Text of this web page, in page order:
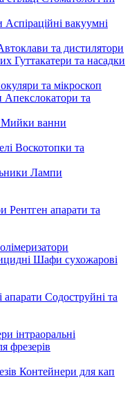
Аспіраційні вакуумні
та дистилятори
Гуттакатери та насадки
та мікроскоп
Апекслокатори та
Мийки ванни
Воскотопки та
Лампи
Рентген апарати та
Шафи сухожарові
Содоструйні та
інтраоральні
фрезерів
Контейнери для кап